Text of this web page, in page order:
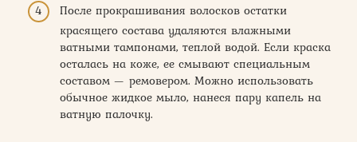
После прокрашивания волосков остатки
красящего состава удаляются влажными
ватными тампонами, теплой водой. Если краска
осталась на коже, ее смывают специальным
составом — ремовером. Можно использовать
обычное жидкое мыло, нанеся пару капель на
ватную палочку.